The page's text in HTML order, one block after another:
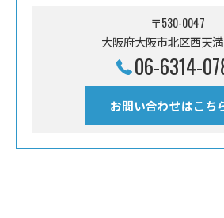
〒530-0047
大阪府大阪市北区西天
06-6314-
お問い合わせはこち